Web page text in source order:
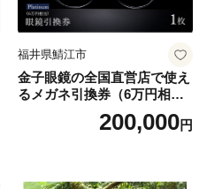
福井県鯖江市
金子眼鏡の全国直営店で使え
るメガネ引換券（6万円相
当） Platinum200,000円